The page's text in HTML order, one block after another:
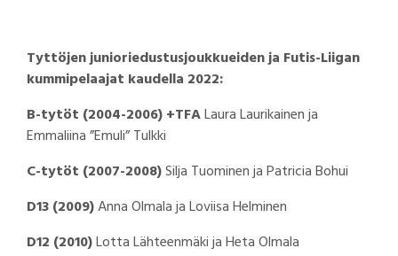
Tyttöjen junioriedustusjoukkueiden ja Futis-Liigan
kummipelaajat kaudella 2022:
B-tytöt (2004-2006) +TFALaura Laurikainen ja
Emmaliina ”Emuli” Tulkki
C-tytöt (2007-2008)Silja Tuominen ja Patricia Bohui
D13 (2009)Anna Olmala ja Loviisa Helminen
D12 (2010)Lotta Lähteenmäki ja Heta Olmala